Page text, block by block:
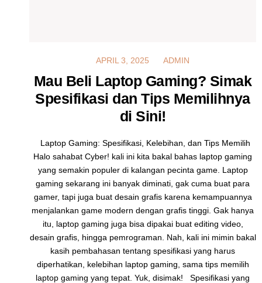
MARCH 7, 2025
APRIL 3, 2025 ADMIN
Mau Beli Laptop Gaming? Simak
Spesifikasi dan Tips Memilihnya
di Sini!
Laptop Gaming: Spesifikasi, Kelebihan, dan Tips Memilih
Halo sahabat Cyber! kali ini kita bakal bahas laptop gaming
yang semakin populer di kalangan pecinta game. Laptop
gaming sekarang ini banyak diminati, gak cuma buat para
gamer, tapi juga buat desain grafis karena kemampuannya
menjalankan game modern dengan grafis tinggi. Gak hanya
itu, laptop gaming juga bisa dipakai buat editing video,
desain grafis, hingga pemrograman. Nah, kali ini mimin bakal
kasih pembahasan tentang spesifikasi yang harus
diperhatikan, kelebihan laptop gaming, sama tips memilih
laptop gaming yang tepat. Yuk, disimak! Spesifikasi yang